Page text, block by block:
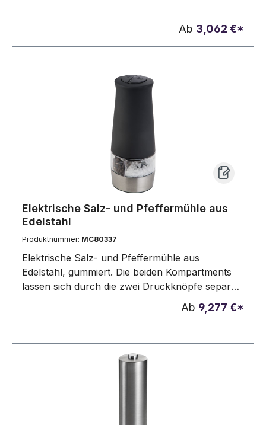
Ab 3,062 €*
Elektrische Salz- und Pfeffermühle aus
Edelstahl
Produktnummer: MC80337
Elektrische Salz- und Pfeffermühle aus
Edelstahl, gummiert. Die beiden Kompartments
lassen sich durch die zwei Druckknöpfe separat
bedienen. Die Werbung wird direkt auf die Mühle
Ab 9,277 €*